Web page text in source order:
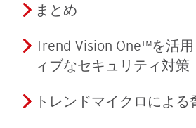
まとめ
Trend Vision One™を活
ィブなセキュリティ対策
トレンドマイクロによる